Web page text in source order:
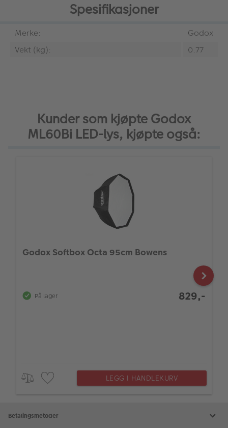
Spesifikasjoner
Merke:
Godox
Vekt (kg):
0.77
Kunder som kjøpte Godox
ML60Bi LED-lys, kjøpte også:
Godox Softbox Octa 95cm Bowens
På lager 829,-
LEGG I HANDLEKURV
Betalingsmetoder